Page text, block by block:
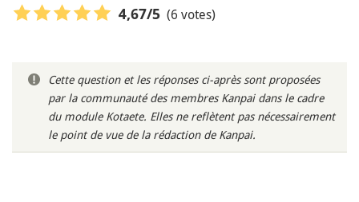
4,67/5 (6 votes)
Cette question et les réponses ci-après sont proposées
par la communauté des membres Kanpai dans le cadre
du module Kotaete. Elles ne reflètent pas nécessairement
le point de vue de la rédaction de Kanpai.